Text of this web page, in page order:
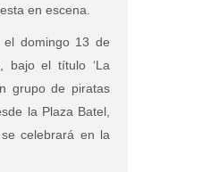
en escena.
domingo 13 de
bajo el título ‘La
grupo de piratas
la Plaza Batel,
celebrará en la